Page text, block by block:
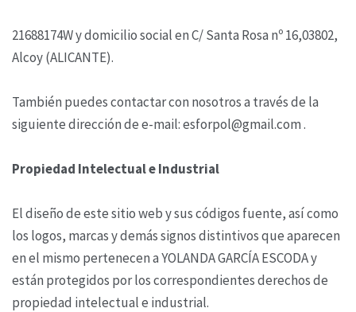
21688174W y domicilio social en C/ Santa Rosa nº 16,03802,
Alcoy (ALICANTE).
También puedes contactar con nosotros a través de la
siguiente dirección de e-mail: esforpol@gmail.com .
Propiedad Intelectual e Industrial
El diseño de este sitio web y sus códigos fuente, así como
los logos, marcas y demás signos distintivos que aparecen
en el mismo pertenecen a YOLANDA GARCÍA ESCODA y
están protegidos por los correspondientes derechos de
propiedad intelectual e industrial.